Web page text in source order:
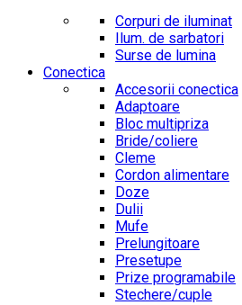
Corpuri de iluminat
Ilum. de sarbatori
Surse de lumina
Conectica
Accesorii conectica
Adaptoare
Bloc multipriza
Bride/coliere
Cleme
Cordon alimentare
Doze
Dulii
Mufe
Prelungitoare
Presetupe
Prize programabile
Stechere/cuple